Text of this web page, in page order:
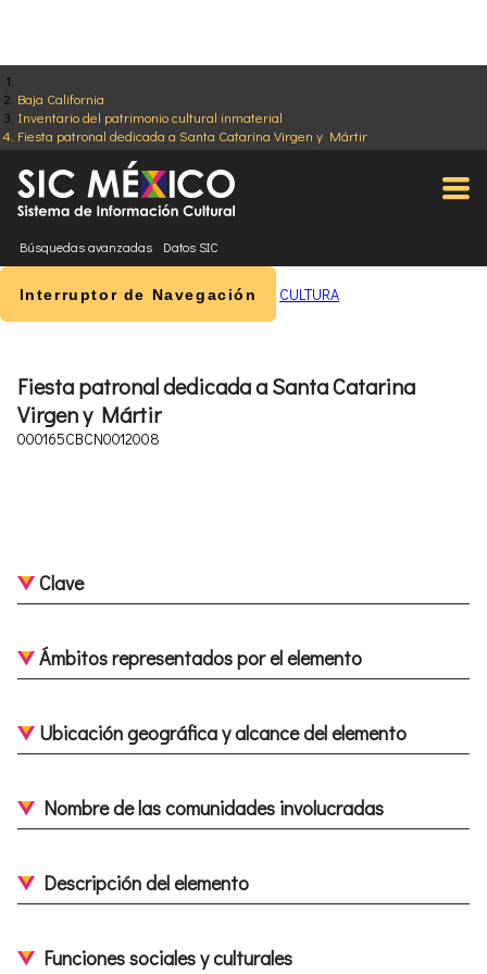
Baja California
Inventario del patrimonio cultural inmaterial
Fiesta patronal dedicada a Santa Catarina Virgen y Mártir
Búsquedas avanzadas Datos SIC
Interruptor de Navegación CULTURA
Fiesta patronal dedicada a Santa Catarina
Virgen y Mártir
000165CBCN0012008
Clave
Ámbitos representados por el elemento
Ubicación geográfica y alcance del elemento
Nombre de las comunidades involucradas
Descripción del elemento
Funciones sociales y culturales